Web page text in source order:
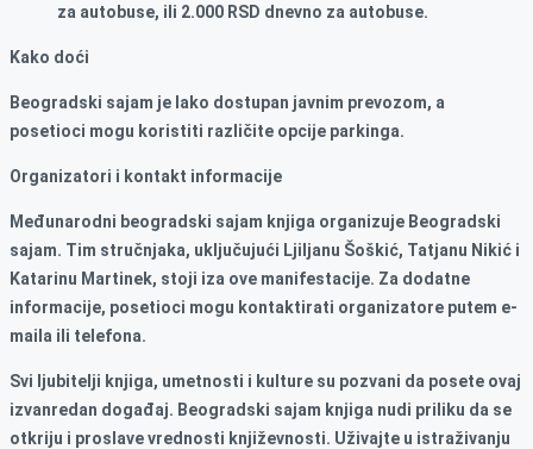
za autobuse, ili 2.000 RSD dnevno za autobuse.
Kako doći
Beogradski sajam je lako dostupan javnim prevozom, a
posetioci mogu koristiti različite opcije parkinga.
Organizatori i kontakt informacije
Međunarodni beogradski sajam knjiga organizuje Beogradski
sajam. Tim stručnjaka, uključujući Ljiljanu Šoškić, Tatjanu Nikić i
Katarinu Martinek, stoji iza ove manifestacije. Za dodatne
informacije, posetioci mogu kontaktirati organizatore putem e-
maila ili telefona.
Svi ljubitelji knjiga, umetnosti i kulture su pozvani da posete ovaj
izvanredan događaj. Beogradski sajam knjiga nudi priliku da se
otkriju i proslave vrednosti književnosti. Uživajte u istraživanju